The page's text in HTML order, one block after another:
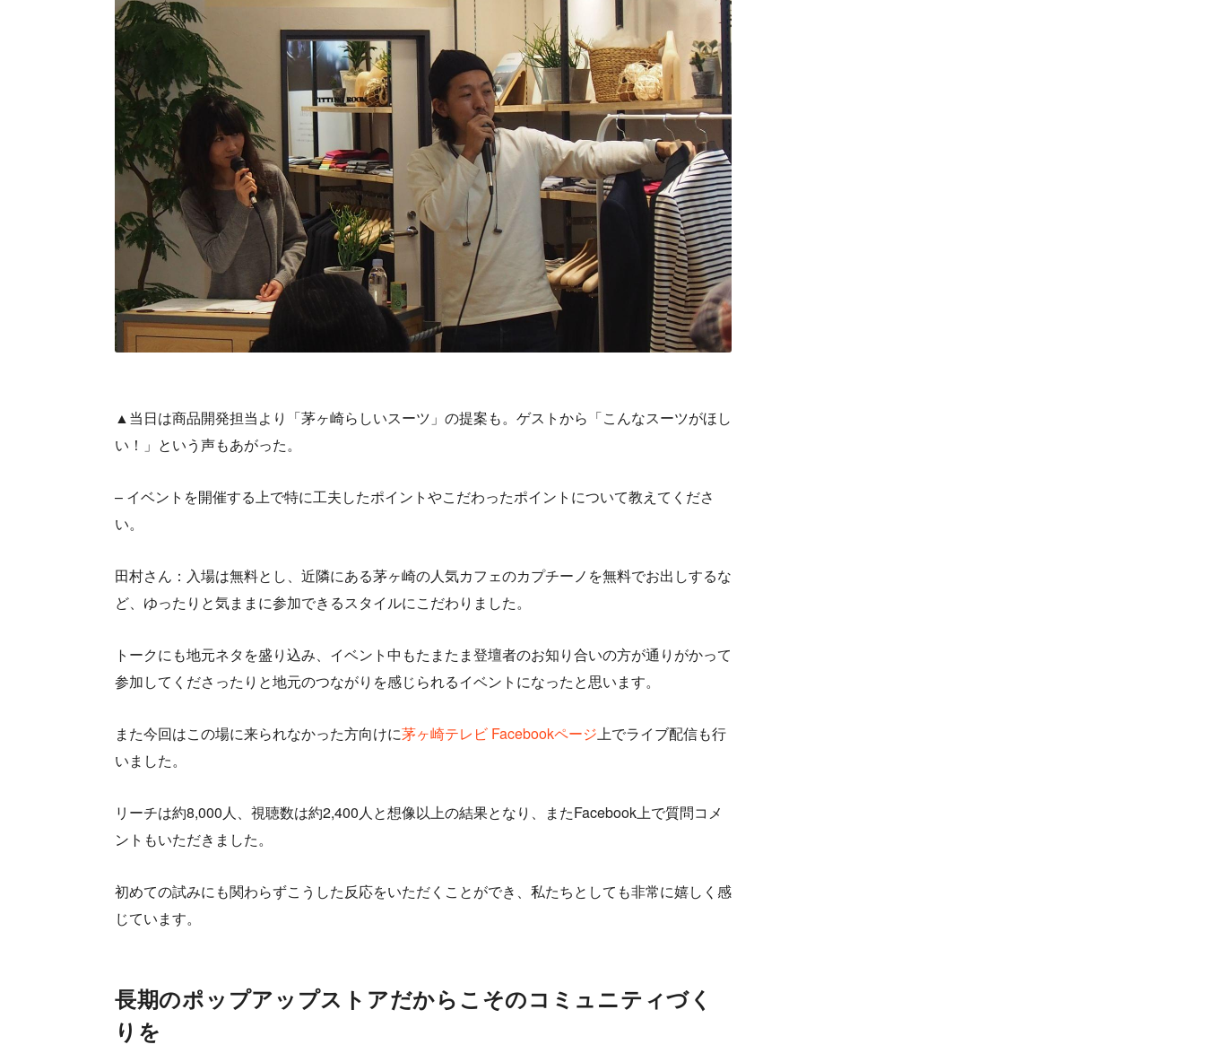
▲当日は商品開発担当より「茅ヶ崎らしいスーツ」の提案も。ゲストから「こんなスーツがほし
い！」という声もあがった。
– イベントを開催する上で特に工夫したポイントやこだわったポイントについて教えてくださ
い。
田村さん：入場は無料とし、近隣にある茅ヶ崎の人気カフェのカプチーノを無料でお出しするな
ど、ゆったりと気ままに参加できるスタイルにこだわりました。
トークにも地元ネタを盛り込み、イベント中もたまたま登壇者のお知り合いの方が通りがかって
参加してくださったりと地元のつながりを感じられるイベントになったと思います。
また今回はこの場に来られなかった方向けに茅ヶ崎テレビ Facebookページ上でライブ配信も行
いました。
リーチは約8,000人、視聴数は約2,400人と想像以上の結果となり、またFacebook上で質問コメ
ントもいただきました。
初めての試みにも関わらずこうした反応をいただくことができ、私たちとしても非常に嬉しく感
じています。
長期のポップアップストアだからこそのコミュニティづく
りを